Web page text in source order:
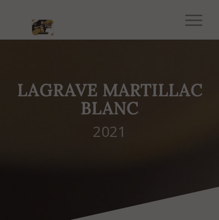
LAGRAVE MARTILLAC
BLANC
2021